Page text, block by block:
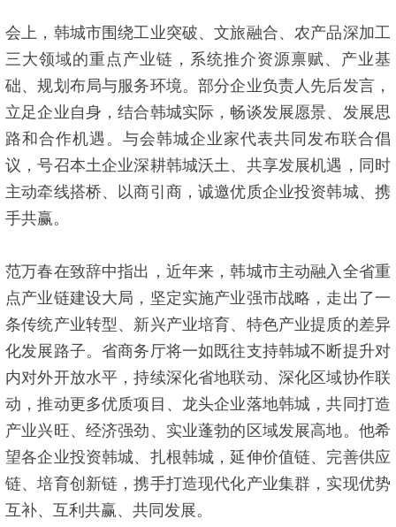
会上，韩城市围绕工业突破、文旅融合、农产品深加工
三大领域的重点产业链，系统推介资源禀赋、产业基
础、规划布局与服务环境。部分企业负责人先后发言，
立足企业自身，结合韩城实际，畅谈发展愿景、发展思
路和合作机遇。与会韩城企业家代表共同发布联合倡
议，号召本土企业深耕韩城沃土、共享发展机遇，同时
主动牵线搭桥、以商引商，诚邀优质企业投资韩城、携
手共赢。
范万春在致辞中指出，近年来，韩城市主动融入全省重
点产业链建设大局，坚定实施产业强市战略，走出了一
条传统产业转型、新兴产业培育、特色产业提质的差异
化发展路子。省商务厅将一如既往支持韩城不断提升对
内对外开放水平，持续深化省地联动、深化区域协作联
动，推动更多优质项目、龙头企业落地韩城，共同打造
产业兴旺、经济强劲、实业蓬勃的区域发展高地。他希
望各企业投资韩城、扎根韩城，延伸价值链、完善供应
链、培育创新链，携手打造现代化产业集群，实现优势
互补、互利共赢、共同发展。